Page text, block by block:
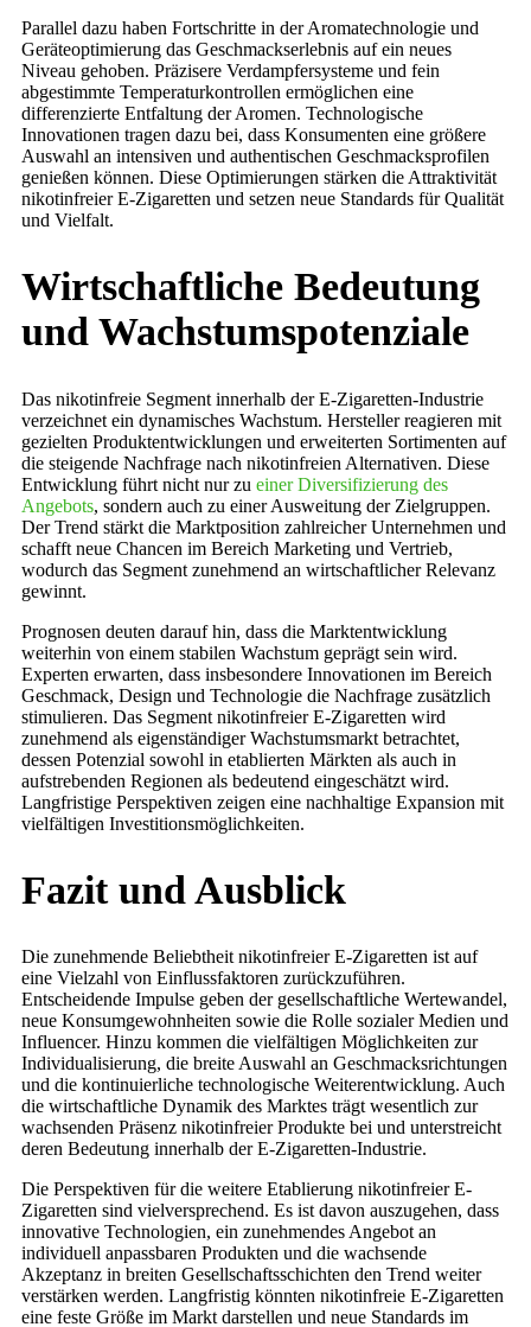
Parallel dazu haben Fortschritte in der Aromatechnologie und
Geräteoptimierung das Geschmackserlebnis auf ein neues
Niveau gehoben. Präzisere Verdampfersysteme und fein
abgestimmte Temperaturkontrollen ermöglichen eine
differenzierte Entfaltung der Aromen. Technologische
Innovationen tragen dazu bei, dass Konsumenten eine größere
Auswahl an intensiven und authentischen Geschmacksprofilen
genießen können. Diese Optimierungen stärken die Attraktivität
nikotinfreier E-Zigaretten und setzen neue Standards für Qualität
und Vielfalt.
Wirtschaftliche Bedeutung
und Wachstumspotenziale
Das nikotinfreie Segment innerhalb der E-Zigaretten-Industrie
verzeichnet ein dynamisches Wachstum. Hersteller reagieren mit
gezielten Produktentwicklungen und erweiterten Sortimenten auf
die steigende Nachfrage nach nikotinfreien Alternativen. Diese
Entwicklung führt nicht nur zu einer Diversifizierung des
Angebots, sondern auch zu einer Ausweitung der Zielgruppen.
Der Trend stärkt die Marktposition zahlreicher Unternehmen und
schafft neue Chancen im Bereich Marketing und Vertrieb,
wodurch das Segment zunehmend an wirtschaftlicher Relevanz
gewinnt.
Prognosen deuten darauf hin, dass die Marktentwicklung
weiterhin von einem stabilen Wachstum geprägt sein wird.
Experten erwarten, dass insbesondere Innovationen im Bereich
Geschmack, Design und Technologie die Nachfrage zusätzlich
stimulieren. Das Segment nikotinfreier E-Zigaretten wird
zunehmend als eigenständiger Wachstumsmarkt betrachtet,
dessen Potenzial sowohl in etablierten Märkten als auch in
aufstrebenden Regionen als bedeutend eingeschätzt wird.
Langfristige Perspektiven zeigen eine nachhaltige Expansion mit
vielfältigen Investitionsmöglichkeiten.
Fazit und Ausblick
Die zunehmende Beliebtheit nikotinfreier E-Zigaretten ist auf
eine Vielzahl von Einflussfaktoren zurückzuführen.
Entscheidende Impulse geben der gesellschaftliche Wertewandel,
neue Konsumgewohnheiten sowie die Rolle sozialer Medien und
Influencer. Hinzu kommen die vielfältigen Möglichkeiten zur
Individualisierung, die breite Auswahl an Geschmacksrichtungen
und die kontinuierliche technologische Weiterentwicklung. Auch
die wirtschaftliche Dynamik des Marktes trägt wesentlich zur
wachsenden Präsenz nikotinfreier Produkte bei und unterstreicht
deren Bedeutung innerhalb der E-Zigaretten-Industrie.
Die Perspektiven für die weitere Etablierung nikotinfreier E-
Zigaretten sind vielversprechend. Es ist davon auszugehen, dass
innovative Technologien, ein zunehmendes Angebot an
individuell anpassbaren Produkten und die wachsende
Akzeptanz in breiten Gesellschaftsschichten den Trend weiter
verstärken werden. Langfristig könnten nikotinfreie E-Zigaretten
eine feste Größe im Markt darstellen und neue Standards im